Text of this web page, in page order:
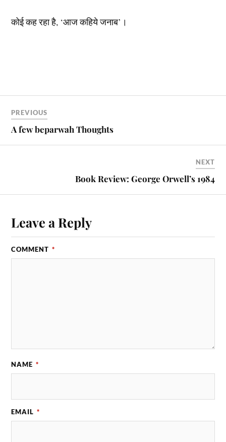
कोई कह रहा है, ‘आज कहिये जनाब’।
PREVIOUS
A few beparwah Thoughts
NEXT
Book Review: George Orwell’s 1984
Leave a Reply
COMMENT *
NAME *
EMAIL *